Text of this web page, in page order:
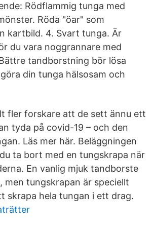
Rödflammig tunga med
Röda "öar" som
kartbild. 4. Svart tunga. Är
du vara noggrannare med
tandborstning bör lösa
din tunga hälsosam och
fler forskare att de sett ännu ett
tyda på covid-19 – och den
Läs mer här. Beläggningen
ta bort med en tungskrapa när
En vanlig mjuk tandborste
men tungskrapan är speciellt
skrapa hela tungan i ett drag.